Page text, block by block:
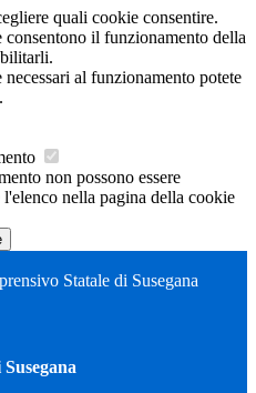
quali cookie consentire.
il funzionamento della
al funzionamento potete
.
non possono essere
nella pagina della cookie
Statale di Susegana